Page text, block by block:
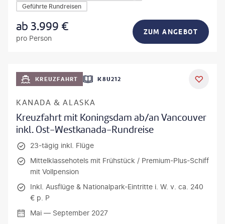
Geführte Rundreisen
ab3.999 €
pro Person
ZUM ANGEBOT
KREUZFAHRT K8U212
KANADA & ALASKA
Kreuzfahrt mit Koningsdam ab/an Vancouver
inkl. Ost-Westkanada-Rundreise
23-tägig inkl. Flüge
Mittelklassehotels mit Frühstück / Premium-Plus-Schiff
mit Vollpension
Inkl. Ausflüge & Nationalpark-Eintritte i. W. v. ca. 240
€ p. P
Mai — September 2027